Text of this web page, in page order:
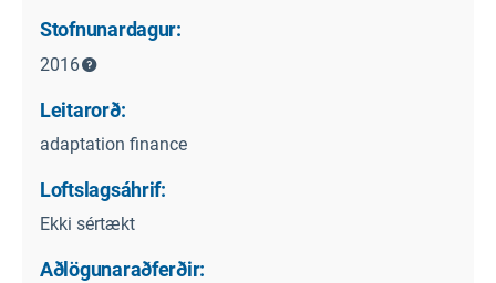
Stofnunardagur:
2016
Leitarorð:
adaptation finance
Loftslagsáhrif:
Ekki sértækt
Aðlögunaraðferðir: